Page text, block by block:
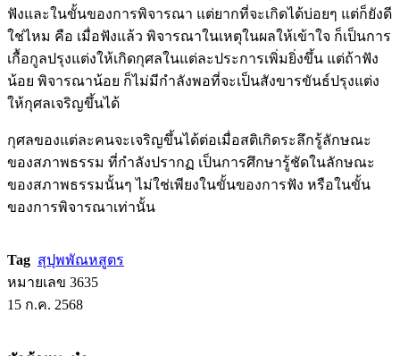
ฟังและในขั้นของการพิจารณา แต่ยากที่จะเกิดได้บ่อยๆ แต่ก็ยังดี
ใช่ไหม คือ เมื่อฟังแล้ว พิจารณาในเหตุในผลให้เข้าใจ ก็เป็นการ
เกื้อกูลปรุงแต่งให้เกิดกุศลในแต่ละประการเพิ่มยิ่งขึ้น แต่ถ้าฟัง
น้อย พิจารณาน้อย ก็ไม่มีกำลังพอที่จะเป็นสังขารขันธ์ปรุงแต่ง
ให้กุศลเจริญขึ้นได้
กุศลของแต่ละคนจะเจริญขึ้นได้ต่อเมื่อสติเกิดระลึกรู้ลักษณะ
ของสภาพธรรม ที่กำลังปรากฏ เป็นการศึกษารู้ชัดในลักษณะ
ของสภาพธรรมนั้นๆ ไม่ใช่เพียงในขั้นของการฟัง หรือในขั้น
ของการพิจารณาเท่านั้น
Tag สุปุพพัณหสูตร
หมายเลข 3635
15 ก.ค. 2568